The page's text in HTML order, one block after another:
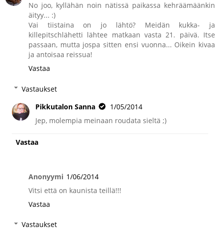
No joo, kyllähän noin nätissä paikassa kehräämäänkin
äityy... :)
Vai tiistaina on jo lähtö? Meidän kukka- ja
killepitschlähetti lähtee matkaan vasta 21. päivä. Itse
passaan, mutta jospa sitten ensi vuonna... Oikein kivaa
ja antoisaa reissua!
Vastaa
Vastaukset
Pikkutalon Sanna
1/05/2014
Jep, molempia meinaan roudata sieltä ;)
Vastaa
Anonyymi 1/06/2014
Vitsi että on kaunista teillä!!!
Vastaa
Vastaukset